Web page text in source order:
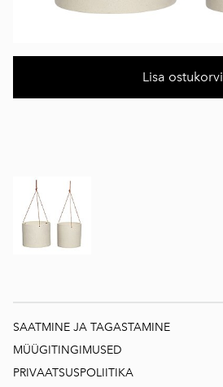
Lisa ostukorvi
SAATMINE JA TAGASTAMINE
MÜÜGITINGIMUSED
PRIVAATSUSPOLIITIKA